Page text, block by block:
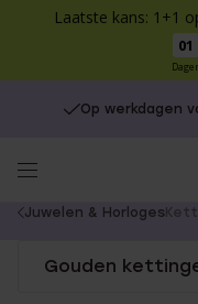
Laatste kans: 1+1
01
Op werkdagen
You
here:
Juwelen & Horloges
Gouden